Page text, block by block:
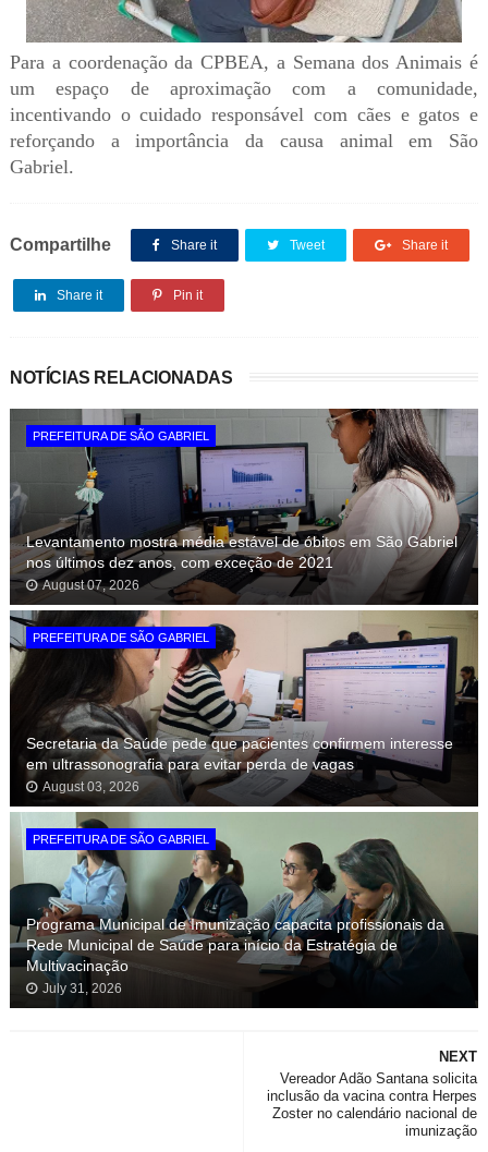
Para a coordenação da CPBEA, a Semana dos Animais é
um espaço de aproximação com a comunidade,
incentivando o cuidado responsável com cães e gatos e
reforçando a importância da causa animal em São
Gabriel.
Compartilhe Share it Tweet Share it
Share it Pin it
NOTÍCIAS RELACIONADAS
PREFEITURA DE SÃO GABRIEL
Levantamento mostra média estável de óbitos em São Gabriel
nos últimos dez anos, com exceção de 2021
August 07, 2026
PREFEITURA DE SÃO GABRIEL
Secretaria da Saúde pede que pacientes confirmem interesse
em ultrassonografia para evitar perda de vagas
August 03, 2026
PREFEITURA DE SÃO GABRIEL
Programa Municipal de Imunização capacita profissionais da
Rede Municipal de Saúde para início da Estratégia de
Multivacinação
July 31, 2026
NEXT
Vereador Adão Santana solicita
inclusão da vacina contra Herpes
Zoster no calendário nacional de
imunização